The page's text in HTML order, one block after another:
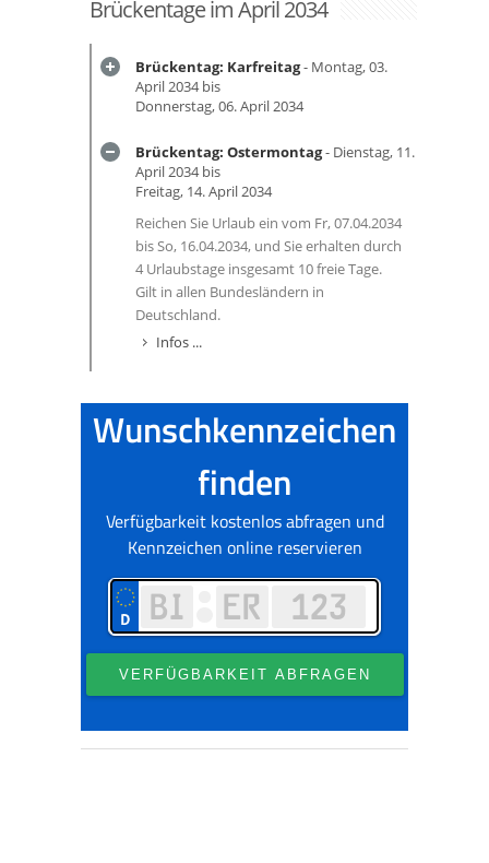
Brückentage im April 2034
Brückentag: Karfreitag- Montag, 03.
April 2034 bis
Donnerstag, 06. April 2034
Brückentag: Ostermontag- Dienstag, 11.
April 2034 bis
Freitag, 14. April 2034
Reichen Sie Urlaub ein vom Fr, 07.04.2034
bis So, 16.04.2034, und Sie erhalten durch
4 Urlaubstage insgesamt 10 freie Tage.
Gilt in allen Bundesländern in
Deutschland.
Infos ...